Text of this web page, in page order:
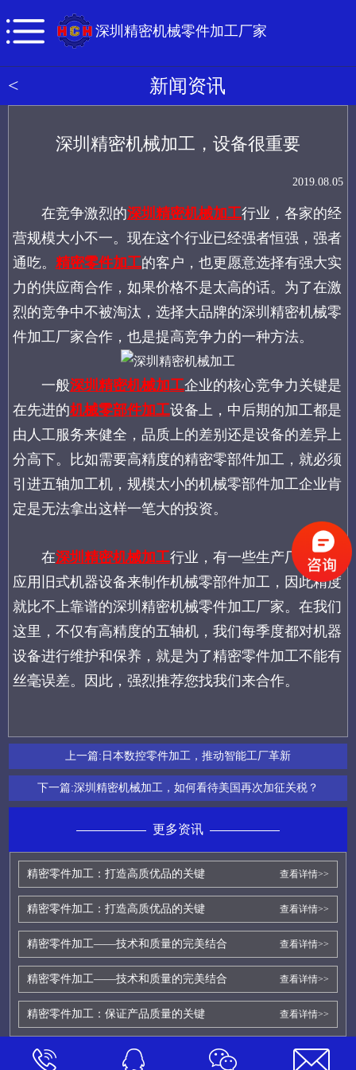
深圳精密机械零件加工厂家
< 新闻资讯
深圳精密机械加工，设备很重要
2019.08.05
在竞争激烈的深圳精密机械加工行业，各家的经
营规模大小不一。现在这个行业已经强者恒强，强者
通吃。 精密零件加工的客户，也更愿意选择有强大实
力的供应商合作，如果价格不是太高的话。为了在激
烈的竞争中不被淘汰，选择大品牌的深圳精密机械零
件加工厂家合作，也是提高竞争力的一种方法。
一般深圳精密机械加工企业的核心竞争力关键是
在先进的机械零部件加工设备上，中后期的加工都是
由人工服务来健全，品质上的差别还是设备的差异上
分高下。比如需要高精度的精密零部件加工，就必须
引进五轴加工机，规模太小的机械零部件加工企业肯
定是无法拿出这样一笔大的投资。
在深圳精密机械加工行业，有一些生产厂家都是
应用旧式机器设备来制作机械零部件加工，因此精度
就比不上靠谱的深圳精密机械零件加工厂家。在我们
这里，不仅有高精度的五轴机，我们每季度都对机器
设备进行维护和保养，就是为了精密零件加工不能有
丝毫误差。因此，强烈推荐您找我们来合作。
上一篇: 日本数控零件加工，推动智能工厂革新
下一篇:深圳精密机械加工，如何看待美国再次加征关税？
更多资讯
精密零件加工：打造高质优品的关键 查看详情>>
精密零件加工：打造高质优品的关键 查看详情>>
精密零件加工——技术和质量的完美结合 查看详情>>
精密零件加工——技术和质量的完美结合 查看详情>>
精密零件加工：保证产品质量的关键 查看详情>>